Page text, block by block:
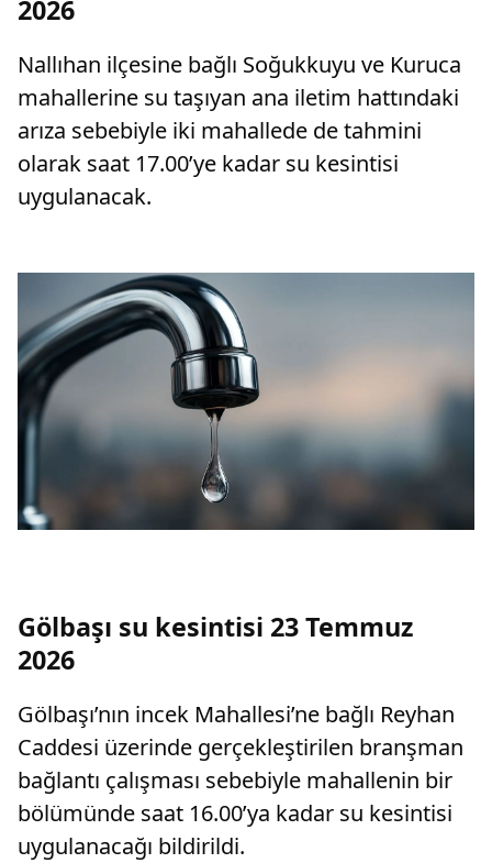
2026
Nallıhan ilçesine bağlı Soğukkuyu ve Kuruca
mahallerine su taşıyan ana iletim hattındaki
arıza sebebiyle iki mahallede de tahmini
olarak saat 17.00’ye kadar su kesintisi
uygulanacak.
Gölbaşı su kesintisi 23 Temmuz
2026
Gölbaşı’nın incek Mahallesi’ne bağlı Reyhan
Caddesi üzerinde gerçekleştirilen branşman
bağlantı çalışması sebebiyle mahallenin bir
bölümünde saat 16.00’ya kadar su kesintisi
uygulanacağı bildirildi.